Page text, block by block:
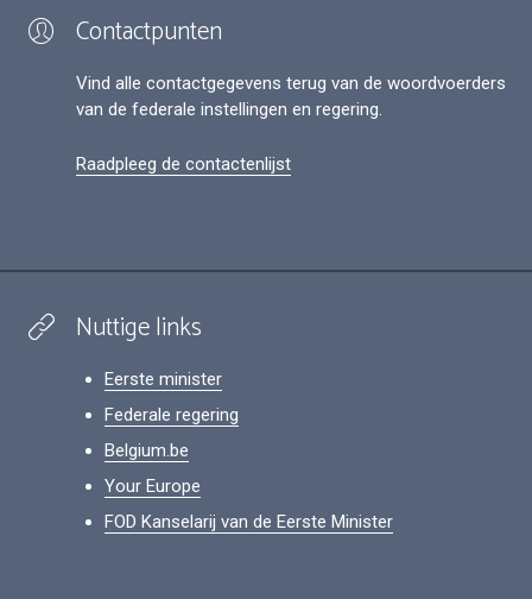
Contactpunten
Vind alle contactgegevens terug van de woordvoerders
van de federale instellingen en regering.
Raadpleeg de contactenlijst
Nuttige links
Eerste minister
Federale regering
Belgium.be
Your Europe
FOD Kanselarij van de Eerste Minister